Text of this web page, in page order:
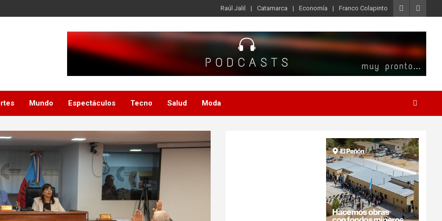
Raúl Jalil Catamarca Economía Franco Colapinto
Mundo Espectáculos Tecno Salud Moda